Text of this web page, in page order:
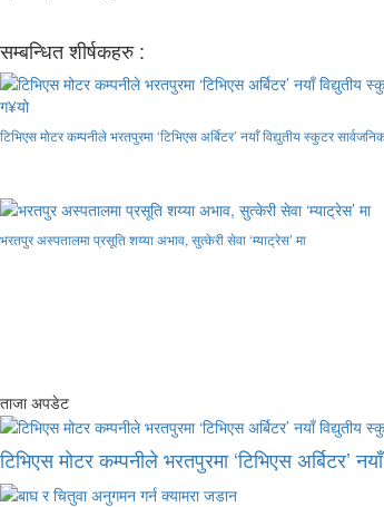
सम्बन्धित शीर्षकहरु :
टिभिएस मोटर कम्पनीले भरतपुरमा ‘टिभिएस अर्बिटर’ नयाँ विद्युतीय स्कुटर
भरतपुर अस्पतालमा प्रसूति शय्या अभाव, सुत्केरी सेवा ‘म्याट्रेस’ मा
ताजा अपडेट
टिभिएस मोटर कम्पनीले भरतपुरमा ‘टिभिएस अर्बिटर’